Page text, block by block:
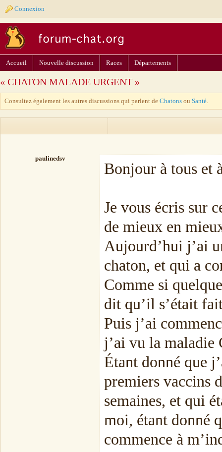
Connexion
Accueil Nouvelle discussion Races Départements
« CHATON MALADE URGENT »
Consultez également les autres discussions qui parlent de Chatons ou Santé.
paulinedsv
Bonjour à tous et
Je vous écris sur
de mieux en
Aujourd’hui j’ai
chaton, et qui a
Comme si
dit qu’il s’était
Puis j’ai
j’ai vu la maladie
Étant donné que
premiers vaccins
semaines, et qui
moi, étant donné
commence à